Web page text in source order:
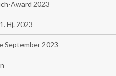
Award 2023
Hj. 2023
September 2023